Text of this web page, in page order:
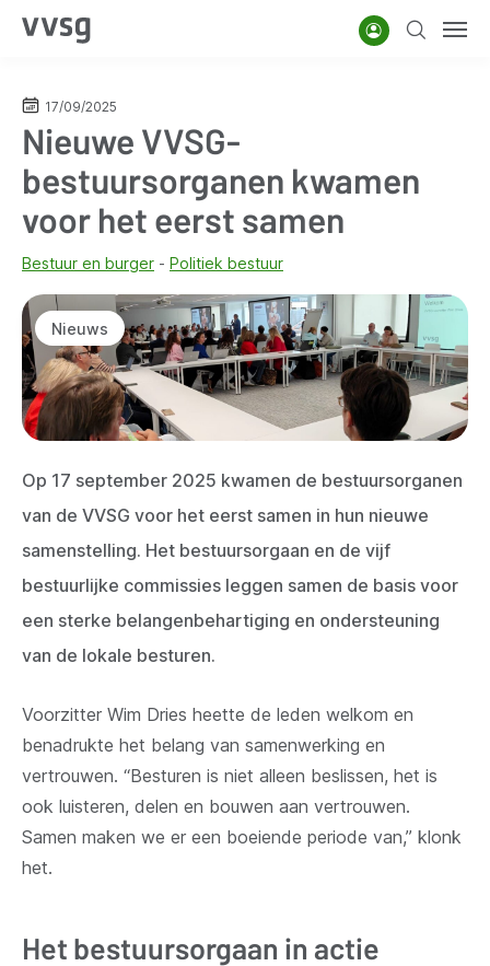
Overslaan
inhoud
gaan
AccountZoeken
17/09/2025
Nieuwe VVSG-
bestuursorganen kwamen
voor het eerst samen
Bestuur en burger Politiek bestuur
Nieuws
Op 17 september 2025 kwamen de bestuursorganen
van de VVSG voor het eerst samen in hun nieuwe
samenstelling. Het bestuursorgaan en de vijf
bestuurlijke commissies leggen samen de basis voor
een sterke belangenbehartiging en ondersteuning
van de lokale besturen.
Voorzitter Wim Dries heette de leden welkom en
benadrukte het belang van samenwerking en
vertrouwen. “Besturen is niet alleen beslissen, het is
ook luisteren, delen en bouwen aan vertrouwen.
Samen maken we er een boeiende periode van,” klonk
het.
Het bestuursorgaan in actie